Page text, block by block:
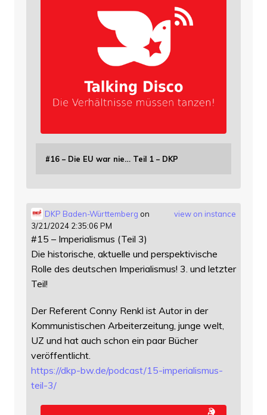
#16 – Die EU war nie… Teil 1 – DKP
view on instance
DKP Baden-Württemberg on
3/21/2024 2:35:06 PM
#15 – Imperialismus (Teil 3)
Die historische, aktuelle und perspektivische
Rolle des deutschen Imperialismus! 3. und letzter
Teil!
Der Referent Conny Renkl ist Autor in der
Kommunistischen Arbeiterzeitung, junge welt,
UZ und hat auch schon ein paar Bücher
veröffentlicht.
https://dkp-bw.de/podcast/15-imperialismus-
teil-3/